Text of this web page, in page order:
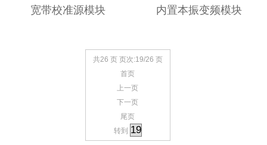
宽带校准源模块 内置本振变频模块
共26 页 页次:19/26 页
首页
上一页
下一页
尾页
转到